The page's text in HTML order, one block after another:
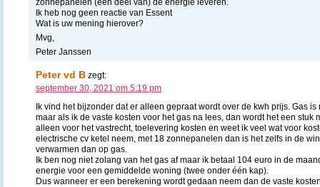
Ik heb nog geen reactie van Essent
Wat is uw mening hierover?
Mvg,
Peter Janssen
Peter vd B zegt:
september 30, 2021 om 5:19 pm
Ik vind het bijzonder dat er alleen gepraat wordt over de kwh prijs. Gas
maar als ik de vaste kosten voor het gas na lees, dan wordt het een stuk
alleen voor het vastrecht, toelevering kosten en weet ik veel wat voor
electrische cv ketel neem, met 18 zonnepanelen dan is het zelfs in de
verwarmen dan op gas.
Ik ben nog niet zolang van het gas af maar ik betaal 104 euro in de
energie voor een gemiddelde woning (twee onder één kap).
Dus wanneer er een berekening wordt gedaan neem dan de vaste